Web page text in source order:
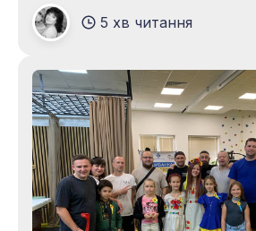
було саме таким – сповненим
відкриттів, нових друзів та
пропозицій! Відкрила свято генеральний
директор бібліотеки Алла
своєму вітальному слові
5 хв читання